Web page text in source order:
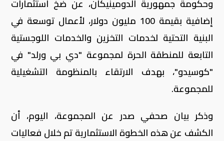
وحكومة جمهورية الدومينيكان، عن ضخ استثمارات
إضافية بقيمة 100 مليون دولار، لأعمال توسعة في
البنية التحتية لخدمات التخزين والخدمات اللوجستية
التابعة للمنطقة الحرة لمجموعة "دي بي ورلد" في
"كوسيدو"، بهدف الارتقاء بالمنظومة التشغيلية
للمجموعة.
وذكر بيان صحفي صدر عن المجموعة، اليوم، أن
الكشف عن هذه الخطوة الاستثمارية تم خلال فعاليات